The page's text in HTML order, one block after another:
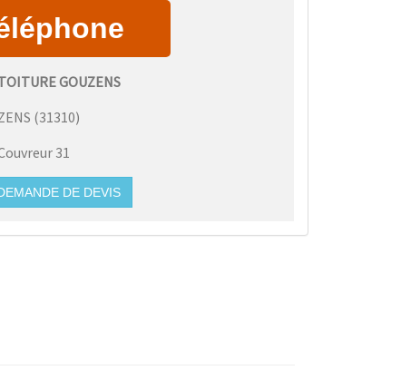
GOUZENS
(31310)
31
DE DEVIS